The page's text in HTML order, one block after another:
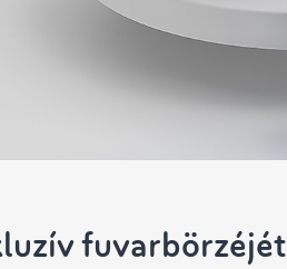
fuvarbörzéjét